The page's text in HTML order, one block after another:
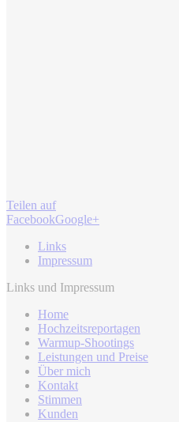
Teilen auf
FacebookGoogle+
Links
Impressum
Links und Impressum
Home
Hochzeitsreportagen
Warmup-Shootings
Leistungen und Preise
Über mich
Kontakt
Stimmen
Kunden